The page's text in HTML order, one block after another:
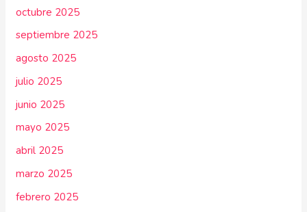
octubre 2025
septiembre 2025
agosto 2025
julio 2025
junio 2025
mayo 2025
abril 2025
marzo 2025
febrero 2025